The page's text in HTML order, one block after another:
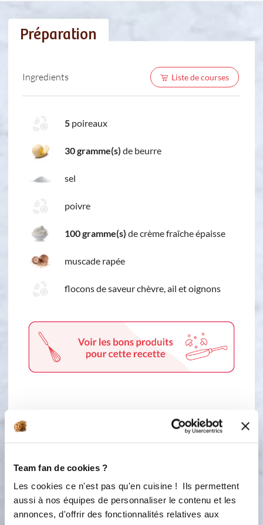
Team fan de cookies ?
Les cookies ce n'est pas qu'en cuisine ! Ils permettent
aussi à nos équipes de personnaliser le contenu et les
annonces, d'offrir des fonctionnalités relatives aux
Préparation
Ingredients Liste de courses
5 poireaux
30 gramme(s) de beurre
sel
poivre
100 gramme(s) de crème fraîche épaisse
muscade rapée
flocons de saveur chèvre, ail et oignons
4 étapes
1
Émincez finement les poireaux.
Faites-les suer environ 5 minutes
dans le beurre avec le sel et le poivre.